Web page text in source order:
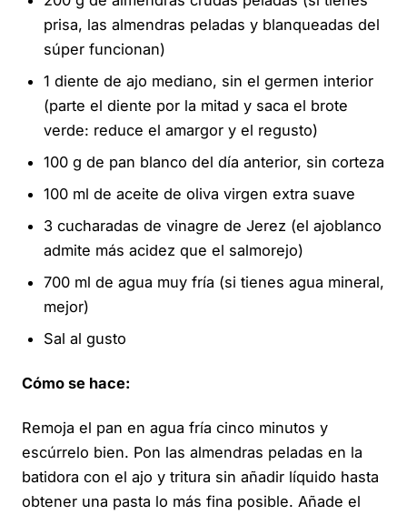
prisa, las almendras peladas y blanqueadas del
súper funcionan)
1 diente de ajo mediano, sin el germen interior
(parte el diente por la mitad y saca el brote
verde: reduce el amargor y el regusto)
100 g de pan blanco del día anterior, sin corteza
100 ml de aceite de oliva virgen extra suave
3 cucharadas de vinagre de Jerez (el ajoblanco
admite más acidez que el salmorejo)
700 ml de agua muy fría (si tienes agua mineral,
mejor)
Sal al gusto
Cómo se hace:
Remoja el pan en agua fría cinco minutos y
escúrrelo bien. Pon las almendras peladas en la
batidora con el ajo y tritura sin añadir líquido hasta
obtener una pasta lo más fina posible. Añade el